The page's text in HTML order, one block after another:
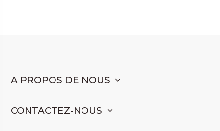
A PROPOS DE NOUS
CONTACTEZ-NOUS